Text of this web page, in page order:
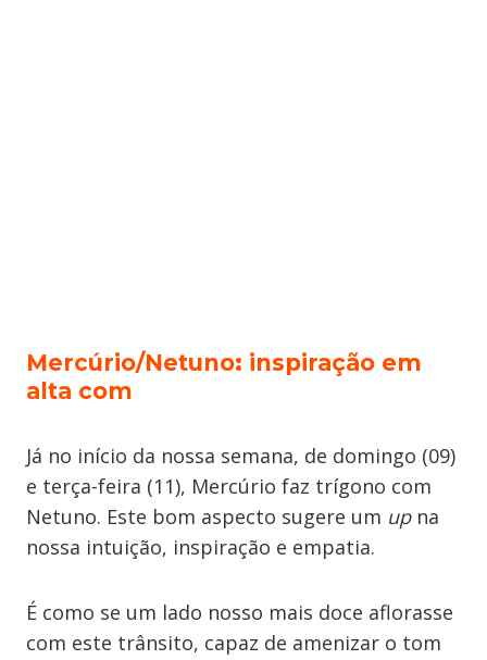
Mercúrio/Netuno: inspiração em
alta com
Já no início da nossa semana, de domingo (09)
e terça-feira (11), Mercúrio faz trígono com
Netuno. Este bom aspecto sugere um upna
nossa intuição, inspiração e empatia.
É como se um lado nosso mais doce aflorasse
com este trânsito, capaz de amenizar o tom